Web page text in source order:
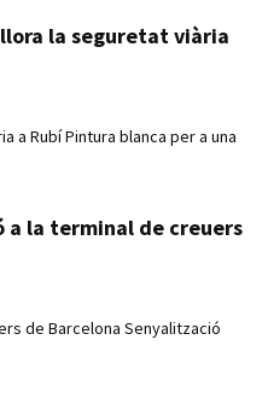
la seguretat viària
a Rubí Pintura blanca per a una
a la terminal de creuers
de Barcelona Senyalització